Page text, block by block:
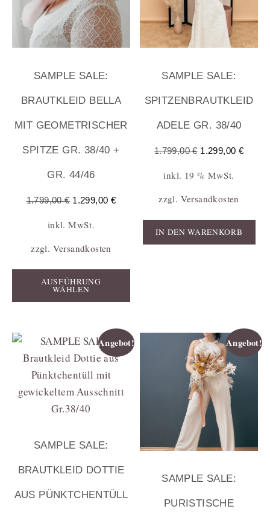
SAMPLE SALE:
BRAUTKLEID BELLA
MIT GEOMETRISCHER
SPITZE GR. 38/40 +
GR. 44/46
1.799,00€ 1.299,00 €
inkl. MwSt.
zzgl. Versandkosten
AUSFÜHRUNG
WÄHLEN
SAMPLE SALE:
SPITZENBRAUTKLEID
ADELE GR. 38/40
1.799,00€ 1.299,00 €
inkl. 19 % MwSt.
zzgl. Versandkosten
IN DEN WARENKORB
Angebot!
SAMPLE SALE:
BRAUTKLEID DOTTIE
AUS PÜNKTCHENTÜLL
Angebot!
SAMPLE SALE:
PURISTISCHE